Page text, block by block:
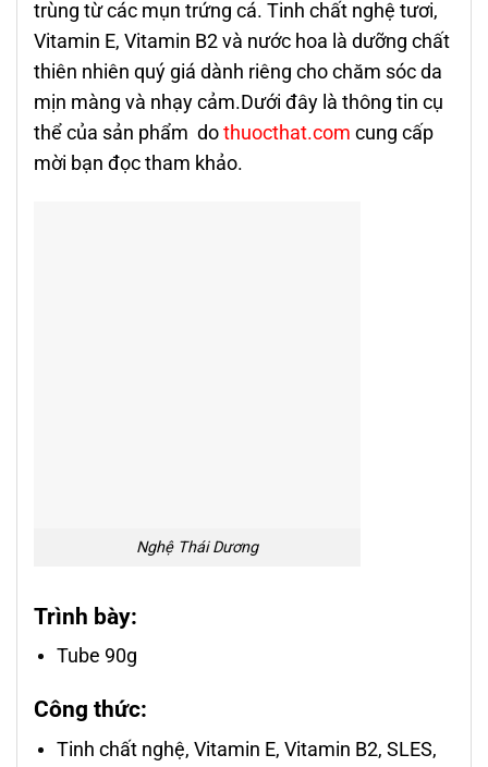
trùng từ các mụn trứng cá. Tinh chất nghệ tươi,
Vitamin E, Vitamin B2 và nước hoa là d­ưỡng chất
thiên nhiên quý giá dành riêng cho chăm sóc da
mịn màng và nhạy cảm.Dưới đây là thông tin cụ
thể của sản phẩm do thuocthat.com cung cấp
mời bạn đọc tham khảo.
Nghệ Thái Dương
Trình bày:
Tube 90g
Công thức:
Tinh chất nghệ, Vitamin E, Vitamin B2, SLES,